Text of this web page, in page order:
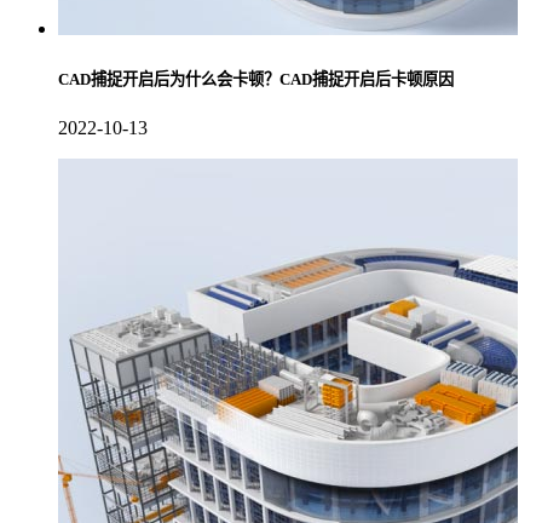
CAD捕捉开启后为什么会卡顿？CAD捕捉开启后卡顿原因
2022-10-13